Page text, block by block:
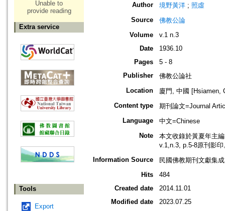
Unable to
provide reading
Extra service
Tools
Export
Author 境野黃洋 ; 照虛
Source
佛教公論
Volume
v.1 n.3
Date
1936.10
Pages
5 - 8
Publisher
佛教公論社
Location
廈門, 中國 [Hsiamen,
Content type
期刊論文=Journal
Language
中文=Chinese
Note
本文收錄於黃夏年主
v.1,n.3, p.5-8原刊影印
Information Source
民國佛教期刊文獻集
Hits
484
Created date
2014.11.01
Modified date
2023.07.25